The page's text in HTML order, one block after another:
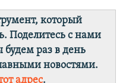
который
Поделитесь с нами
раз в день
новостями.
адрес.